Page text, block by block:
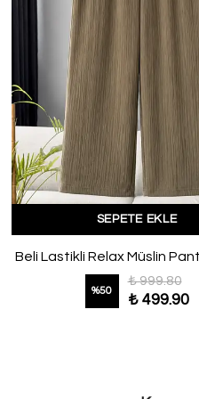
SEPETE EKLE
Beli Lastikli Relax Müslin
%50
₺ 999.80
₺ 499.90